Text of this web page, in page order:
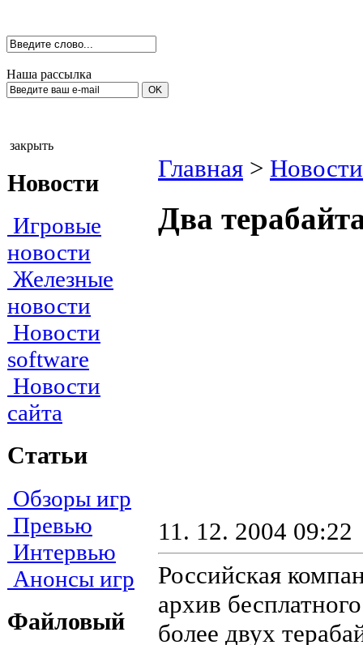
Наша рассылка
закрыть
Новости
Игровые
новости
Железные
новости
Новости
software
Новости
сайта
Статьи
Обзоры игр
Превью
Интервью
Анонсы игр
Файловый
Главная >
Два
11. 12. 2004 09:22
Российская
архив
более двух